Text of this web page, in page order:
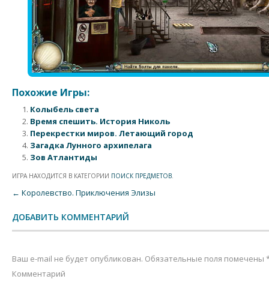
Похожие Игры:
Колыбель света
Время спешить. История Николь
Перекрестки миров. Летающий город
Загадка Лунного архипелага
Зов Атлантиды
ИГРА НАХОДИТСЯ В КАТЕГОРИИ ПОИСК ПРЕДМЕТОВ.
Post navigation
← Королевство. Приключения Элизы
ДОБАВИТЬ КОММЕНТАРИЙ
Ваш e-mail не будет опубликован. Обязательные поля помечены
Комментарий